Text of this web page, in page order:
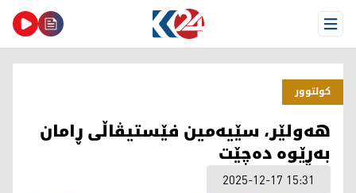
Open Menu
كولتوور
هەولێر، سێیەمین فێستیڤاڵی ڕامان
بەڕێوە دەچێت
2025-12-17 15:31